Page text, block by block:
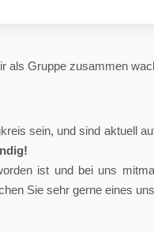
als Gruppe zusammen
sein, und sind aktuell
ist und bei uns
Sie sehr gerne eines